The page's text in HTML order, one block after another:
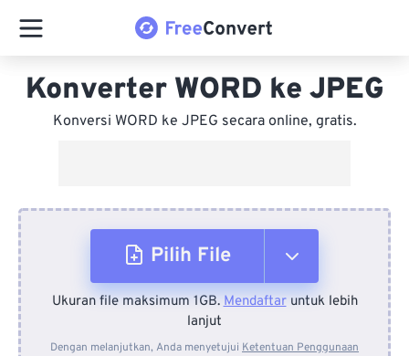
Konverter WORD ke JPEG
Konversi WORD ke JPEG secara online, gratis.
Pilih File
Dari Perangkat
Ukuran file maksimum 1GB.Mendaftaruntuk lebih
lanjut
Dengan melanjutkan, Anda menyetujui Ketentuan Penggunaan